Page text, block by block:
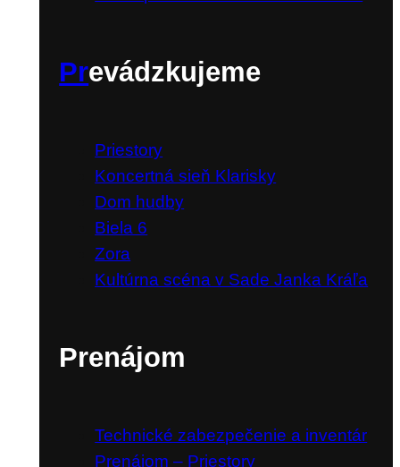
Prevádzkujeme
Priestory
Koncertná sieň Klarisky
Dom hudby
Biela 6
Zora
Kultúrna scéna v Sade Janka Kráľa
Prenájom
Technické zabezpečenie a inventár
Prenájom – Priestory